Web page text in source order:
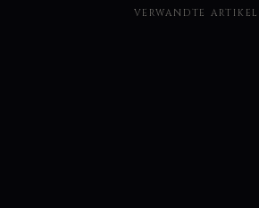
VERWANDTE ARTIKEL